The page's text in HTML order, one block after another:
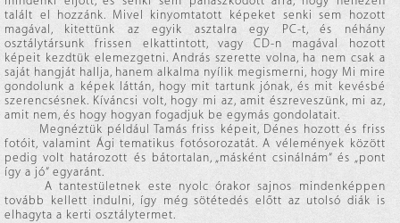
talált el hozzánk. Mivel kinyomtatott képeket senki sem hozott
magával, kitettünk az egyik asztalra egy PC-t, és néhány
osztálytársunk frissen elkattintott, vagy CD-n magával hozott
képeit kezdtük elemezgetni. András szerette volna, ha nem csak a
saját hangját hallja, hanem alkalma nyílik megismerni, hogy Mi mire
gondolunk a képek láttán, hogy mit tartunk jónak, és mit kevésbé
szerencsésnek. Kíváncsi volt, hogy mi az, amit észreveszünk, mi az,
amit nem, és hogy hogyan fogadjuk be egymás gondolatait.
Megnéztük például Tamás friss képeit, Dénes hozott és friss
fotóit, valamint Ági tematikus fotósorozatát. A vélemények között
pedig volt határozott és bátortalan, „másként csinálnám” és „pont
így a jó” egyaránt.
A tantestületnek este nyolc órakor sajnos mindenképpen
tovább kellett indulni, így még sötétedés előtt az utolsó diák is
elhagyta a kerti osztálytermet.